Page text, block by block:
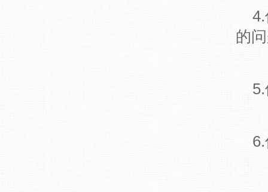
4.
的
5.
6.